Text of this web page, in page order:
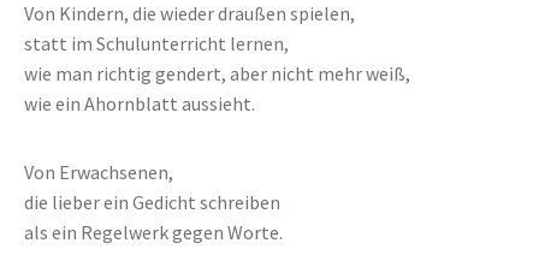
Von Kindern, die wieder draußen spielen,
statt im Schulunterricht lernen,
wie man richtig gendert, aber nicht mehr weiß,
wie ein Ahornblatt aussieht.
Von Erwachsenen,
die lieber ein Gedicht schreiben
als ein Regelwerk gegen Worte.